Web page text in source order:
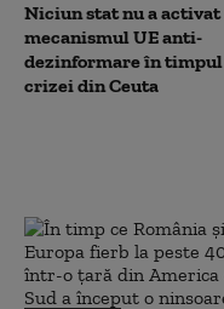
Niciun stat nu a activat
mecanismul UE anti-
dezinformare în timpul
crizei din Ceuta